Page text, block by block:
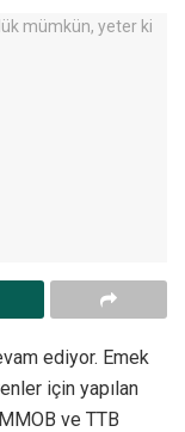
ediyor. Emek
için yapılan
ve TTB